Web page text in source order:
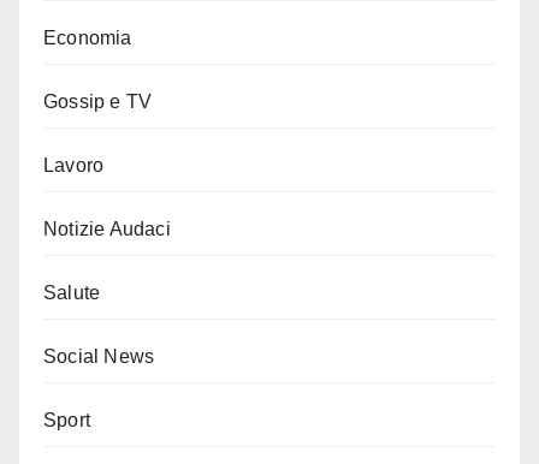
Economia
Gossip e TV
Lavoro
Notizie Audaci
Salute
Social News
Sport